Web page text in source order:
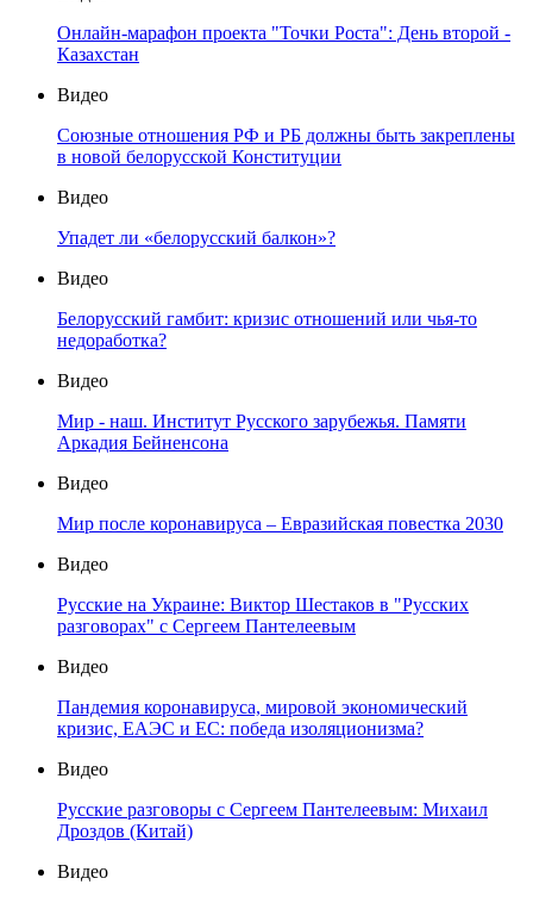
Онлайн-марафон проекта "Точки Роста": День второй -
Казахстан
Видео
Союзные отношения РФ и РБ должны быть закреплены
в новой белорусской Конституции
Видео
Упадет ли «белорусский балкон»?
Видео
Белорусский гамбит: кризис отношений или чья-то
недоработка?
Видео
Мир - наш. Институт Русского зарубежья. Памяти
Аркадия Бейненсона
Видео
Мир после коронавируса – Евразийская повестка 2030
Видео
Русские на Украине: Виктор Шестаков в "Русских
разговорах" с Сергеем Пантелеевым
Видео
Пандемия коронавируса, мировой экономический
кризис, ЕАЭС и ЕС: победа изоляционизма?
Видео
Русские разговоры с Сергеем Пантелеевым: Михаил
Дроздов (Китай)
Видео